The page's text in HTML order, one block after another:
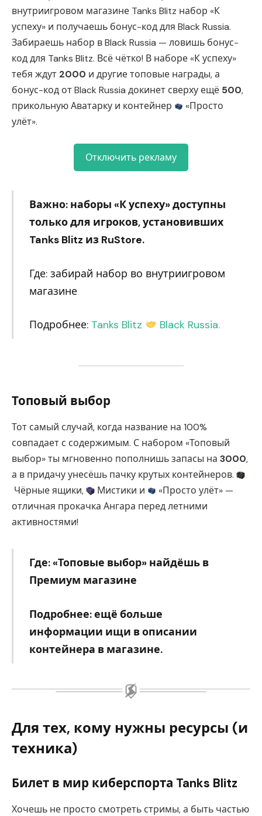
внутриигровом магазине Tanks Blitz набор «К
успеху» и получаешь бонус-код для Black Russia.
Забираешь набор в Black Russia — ловишь бонус-
код для Tanks Blitz. Всё чётко! В наборе «К успеху»
тебя ждут 2000 и другие топовые награды, а
бонус-код от Black Russia докинет сверху ещё 500,
прикольную Аватарку и контейнер
«Просто
улёт».
Отключить рекламу
Важно: наборы «К успеху» доступны
только для игроков, установивших
Tanks Blitz из RuStore.
Где: забирай набор во внутриигровом
магазине
Подробнее: Tanks Blitz Black Russia.
Топовый выбор
Тот самый случай, когда название на 100%
совпадает с содержимым. С набором «Топовый
выбор» ты мгновенно пополнишь запасы на 3000,
а в придачу унесёшь пачку крутых контейнеров.
Чёрные ящики,
Мистики и
«Просто улёт» —
отличная прокачка Ангара перед летними
активностями!
Где: «Топовые выбор» найдёшь в
Премиум магазине
Подробнее: ещё больше
информации ищи в описании
контейнера в магазине.
Для тех, кому нужны ресурсы (и
техника)
Билет в мир киберспорта Tanks Blitz
Хочешь не просто смотреть стримы, а быть частью